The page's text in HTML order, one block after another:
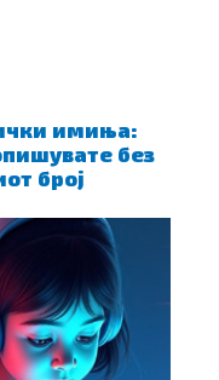
имиња:
без
број